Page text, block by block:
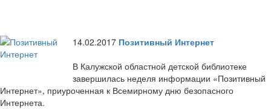
14.02.2017 Позитивный Интернет
В Калужской областной детской библиотеке
завершилась неделя информации «Позитивный
Интернет», приуроченная к Всемирному дню безопасного
Интернета.